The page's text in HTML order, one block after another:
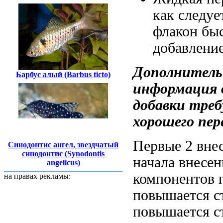
Барбус алый (Barbus ticto)
Синодонтис ангел, звездчатый
синодонтис (Synodontis
angelicus)
на правах рекламы:
как
флакон
информация
добавки
хорошего
Первые 2
начала
компонентов
повышается
повышается